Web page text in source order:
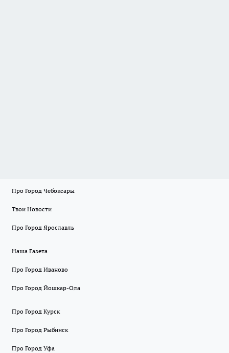
Про Город Чебоксары
Твои Новости
Про Город Ярославль
Наша Газета
Про Город Иваново
Про Город Йошкар-Ола
Про Город Курск
Про Город Рыбинск
Про Город Уфа